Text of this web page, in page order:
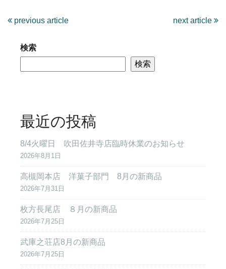
previous article next article
検索
検索
最近の投稿
8/4火曜日 吹田佐井寺店臨時休業のお知らせ
2026年8月1日
高槻岡本店 洋菓子部門 8月の新商品
2026年7月31日
枚方長尾店 ８月の新商品
2026年7月25日
武庫之荘店8月の新商品
2026年7月25日